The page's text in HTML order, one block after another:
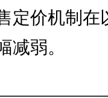
定价机制在
减弱。